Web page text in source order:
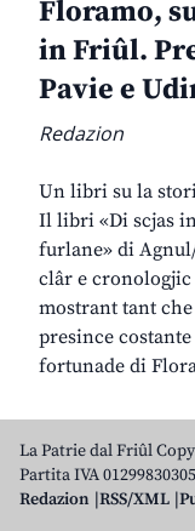
Floramo,
in Friûl.
Pavie e
Redazion
Un libri su la
Il libri «Di scjas
furlane» di
clâr e
mostrant tant
presince
fortunade di
La Patrie dal Friûl
Partita IVA 01299830305
Redazion RSS/XML